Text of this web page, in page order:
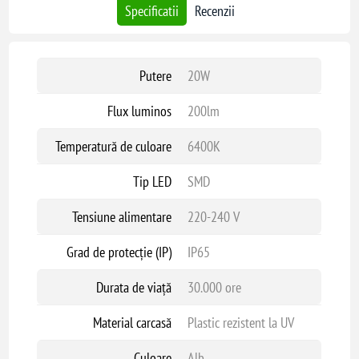
Specificatii Recenzii
Putere
20W
Flux luminos
200lm
Temperatură de culoare
6400K
Tip LED
SMD
Tensiune alimentare
220-240 V
Grad de protecție (IP)
IP65
Durata de viață
30.000 ore
Material carcasă
Plastic rezistent la UV